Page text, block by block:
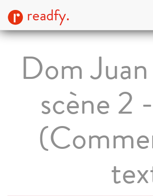
readfy.
Dom
scène 2